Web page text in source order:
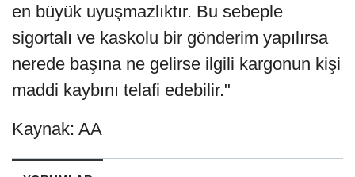
en büyük uyuşmazlıktır. Bu sebeple
sigortalı ve kaskolu bir gönderim yapılırsa
nerede başına ne gelirse ilgili kargonun kişi
maddi kaybını telafi edebilir."
Kaynak: AA